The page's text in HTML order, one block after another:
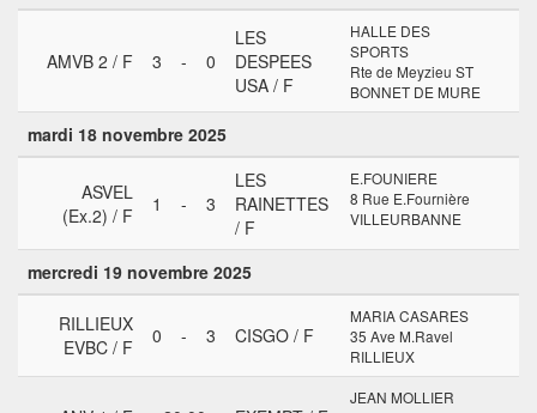
AMVB 2 / F 3 - 0
LES
DESPEES
USA / F
HALLE DES
SPORTS
Rte de Meyzieu ST
BONNET DE MURE
mardi 18 novembre 2025
ASVEL
(Ex.2) / F
1 - 3
LES
RAINETTES
/ F
E.FOUNIERE
8 Rue E.Fournière
VILLEURBANNE
mercredi 19 novembre 2025
RILLIEUX
EVBC / F
0 - 3 CISGO / F
MARIA CASARES
35 Ave M.Ravel
RILLIEUX
JEAN MOLLIER